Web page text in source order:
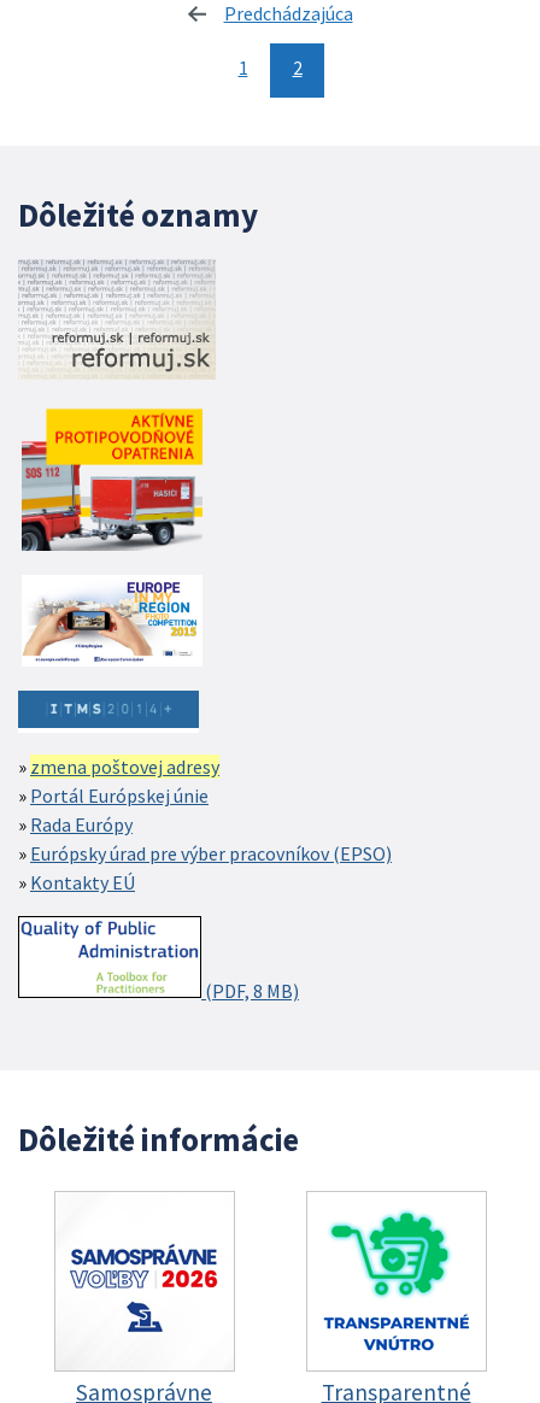
Predchádzajúca
1 2
Dôležité oznamy
zmena poštovej adresy
Portál Európskej únie
Rada Európy
Európsky úrad pre výber pracovníkov (EPSO)
Kontakty EÚ
(PDF, 8 MB)
Dôležité informácie
Samosprávne Transparentné